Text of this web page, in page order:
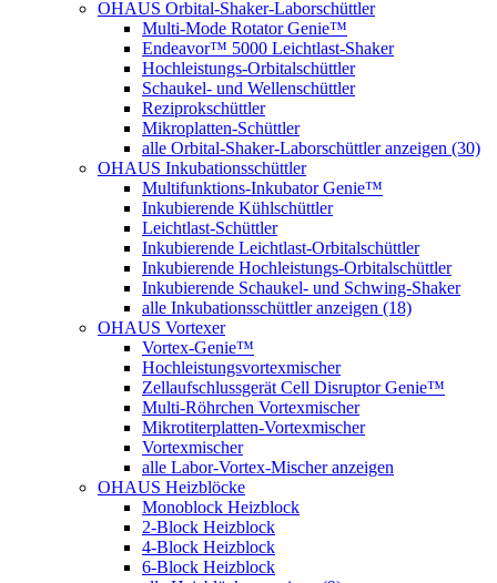
OHAUS Orbital-Shaker-Laborschüttler
Multi-Mode Rotator Genie™
Endeavor™ 5000 Leichtlast-Shaker
Hochleistungs-Orbitalschüttler
Schaukel- und Wellenschüttler
Reziprokschüttler
Mikroplatten-Schüttler
alle Orbital-Shaker-Laborschüttler anzeigen (30)
OHAUS Inkubationsschüttler
Multifunktions-Inkubator Genie™
Inkubierende Kühlschüttler
Leichtlast-Schüttler
Inkubierende Leichtlast-Orbitalschüttler
Inkubierende Hochleistungs-Orbitalschüttler
Inkubierende Schaukel- und Schwing-Shaker
alle Inkubationsschüttler anzeigen (18)
OHAUS Vortexer
Vortex-Genie™
Hochleistungsvortexmischer
Zellaufschlussgerät Cell Disruptor Genie™
Multi-Röhrchen Vortexmischer
Mikrotiterplatten-Vortexmischer
Vortexmischer
alle Labor-Vortex-Mischer anzeigen
OHAUS Heizblöcke
Monoblock Heizblock
2-Block Heizblock
4-Block Heizblock
6-Block Heizblock